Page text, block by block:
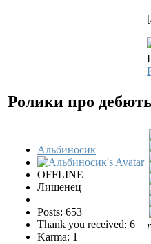
Ролики про
Альбиносик
OFFLINE
Лишенец
Posts: 653
Thank you received: 6
Karma: 1